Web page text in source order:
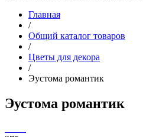
Главная
/
Общий каталог товаров
/
Цветы для декора
/
Эустома романтик
Эустома романтик